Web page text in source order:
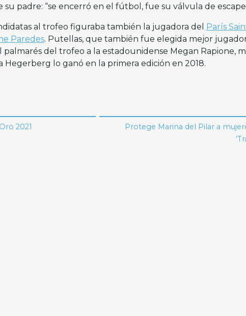
su padre: “se encerró en el fútbol, fue su válvula de
al trofeo figuraba también la jugadora del
París
Paredes. Putellas, que también fue elegida mejor
palmarés del trofeo a la estadounidense Megan Rapione,
Hegerberg lo ganó en la primera edición en 2018.
2021
Protege Marina del Pilar a